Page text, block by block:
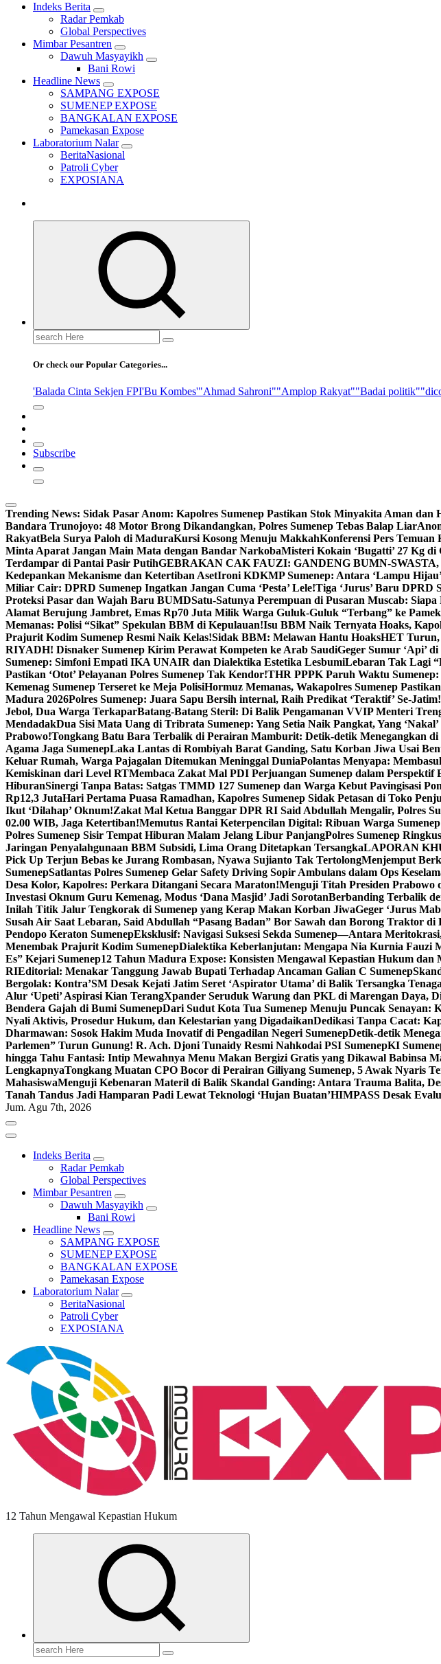
Indeks Berita
Radar Pemkab
Global Perspectives
Mimbar Pesantren
Dawuh Masyayikh
Bani Rowi
Headline News
SAMPANG EXPOSE
SUMENEP EXPOSE
BANGKALAN EXPOSE
Pamekasan Expose
Laboratorium Nalar
BeritaNasional
Patroli Cyber
EXPOSIANA
Search
for:
Or check our Popular Categories...
'Balada Cinta Sekjen FPI'Bu Kombes'"Ahmad Sahroni""Amplop Rakyat""Badai politik"
Subscribe
Trending News: Sidak Pasar Anom: Kapolres Sumenep Pastikan Stok Minyakita Aman dan
Bandara Trunojoyo: 48 Motor Brong Dikandangkan, Polres Sumenep Tebas Balap Liar
RakyatBela Surya Paloh di MaduraKursi Kosong Menuju MakkahKonferensi Pers
Minta Aparat Jangan Main Mata dengan Bandar NarkobaMisteri Kokain ‘Bugatti’ 27 Kg
Terdampar di Pantai Pasir PutihGEBRAKAN CAK FAUZI: GANDENG BUMN-
Kedepankan Mekanisme dan Ketertiban AsetIroni KDKMP Sumenep: Antara ‘Lampu
Miliar Cair: DPRD Sumenep Ingatkan Jangan Cuma ‘Pesta’ Lele!Tiga ‘Jurus’ Baru DPRD
Proteksi Pasar dan Wajah Baru BUMDSatu-Satunya Perempuan di Pusaran Muscab:
Alamat Berujung Jambret, Emas Rp70 Juta Milik Warga Guluk-Guluk “Terbang” ke
Memanas: Polisi “Sikat” Spekulan BBM di Kepulauan!Isu BBM Naik Ternyata Hoaks,
Prajurit Kodim Sumenep Resmi Naik Kelas!Sidak BBM: Melawan Hantu HoaksHET Turun,
RIYADH! Disnaker Sumenep Kirim Perawat Kompeten ke Arab SaudiGeger Sumur ‘Api’
Sumenep: Simfoni Empati IKA UNAIR dan Dialektika Estetika LesbumiLebaran Tak Lagi
Pastikan ‘Otot’ Pelayanan Polres Sumenep Tak Kendor!THR PPPK Paruh Waktu
Kemenag Sumenep Terseret ke Meja PolisiHormuz Memanas, Wakapolres Sumenep
Madura 2026Polres Sumenep: Juara Sapu Bersih internal, Raih Predikat ‘Teraktif’ Se-Jatim!
Jebol, Dua Warga TerkaparBatang-Batang Steril: Di Balik Pengamanan VVIP Menteri
MendadakDua Sisi Mata Uang di Tribrata Sumenep: Yang Setia Naik Pangkat, Yang
Prabowo!Tongkang Batu Bara Terbalik di Perairan Mamburit: Detik-detik Menegangkan di
Agama Jaga SumenepLaka Lantas di Rombiyah Barat Ganding, Satu Korban Jiwa Usai
Keluar Rumah, Warga Pajagalan Ditemukan Meninggal DuniaPolantas Menyapa:
Kemiskinan dari Level RTMembaca Zakat Mal PDI Perjuangan Sumenep dalam Perspektif
HiburanSinergi Tanpa Batas: Satgas TMMD 127 Sumenep dan Warga Kebut Pavingisasi
Rp12,3 JutaHari Pertama Puasa Ramadhan, Kapolres Sumenep Sidak Petasan di Toko
Ikut ‘Dilahap’ Oknum!Zakat Mal Ketua Banggar DPR RI Said Abdullah Mengalir, Polres
02.00 WIB, Jaga Ketertiban!Memutus Rantai Keterpencilan Digital: Ribuan Warga
Polres Sumenep Sisir Tempat Hiburan Malam Jelang Libur PanjangPolres Sumenep
Jaringan Penyalahgunaan BBM Subsidi, Lima Orang Ditetapkan TersangkaLAPORAN
Pick Up Terjun Bebas ke Jurang Rombasan, Nyawa Sujianto Tak TertolongMenjemput
SumenepSatlantas Polres Sumenep Gelar Safety Driving Sopir Ambulans dalam Ops
Desa Kolor, Kapolres: Perkara Ditangani Secara Maraton!Menguji Titah Presiden Prabowo
Investasi Oknum Guru Kemenag, Modus ‘Dana Masjid’ Jadi SorotanBerbanding Terbalik
Inilah Titik Jalur Tengkorak di Sumenep yang Kerap Makan Korban JiwaGeger ‘Jurus
Susah Air Saat Lebaran, Said Abdullah “Pasang Badan” Bor Sawah dan Borong Traktor di
Pendopo Keraton SumenepEksklusif: Navigasi Suksesi Sekda Sumenep—Antara
Menembak Prajurit Kodim SumenepDialektika Keberlanjutan: Mengapa Nia Kurnia Fauzi
Es” Kejari Sumenep12 Tahun Madura Expose: Konsisten Mengawal Kepastian Hukum dan
RIEditorial: Menakar Tanggung Jawab Bupati Terhadap Ancaman Galian C Sumenep
Bergolak: Kontra’SM Desak Kejati Jatim Seret ‘Aspirator Utama’ di Balik Tersangka
Alur ‘Upeti’ Aspirasi Kian TerangXpander Seruduk Warung dan PKL di Marengan Daya,
Bendera Gajah di Bumi SumenepDari Sudut Kota Tua Sumenep Menuju Puncak Senayan:
Nyali Aktivis, Prosedur Hukum, dan Kelestarian yang DigadaikanDedikasi Tanpa Cacat:
Dharmawan: Sosok Hakim Muda Inovatif di Pengadilan Negeri SumenepDetik-detik
Parlemen” Turun Gunung! R. Ach. Djoni Tunaidy Resmi Nahkodai PSI SumenepKI
hingga Tahu Fantasi: Intip Mewahnya Menu Makan Bergizi Gratis yang Dikawal Babinsa
LengkapnyaTongkang Muatan CPO Bocor di Perairan Giliyang Sumenep, 5 Awak Nyaris
MahasiswaMenguji Kebenaran Materil di Balik Skandal Ganding: Antara Trauma Balita,
Tanah Tandus Jadi Hamparan Padi Lewat Teknologi ‘Hujan Buatan’HIMPASS Desak
Jum. Agu 7th, 2026
Indeks Berita
Radar Pemkab
Global Perspectives
Mimbar Pesantren
Dawuh Masyayikh
Bani Rowi
Headline News
SAMPANG EXPOSE
SUMENEP EXPOSE
BANGKALAN EXPOSE
Pamekasan Expose
Laboratorium Nalar
BeritaNasional
Patroli Cyber
EXPOSIANA
12 Tahun Mengawal Kepastian Hukum
Search
for: